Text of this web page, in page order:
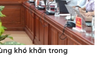
khó khăn trong